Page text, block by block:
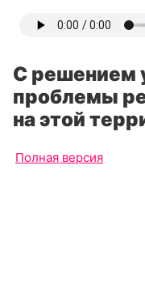
С решением
проблемы
на этой
Полная версия